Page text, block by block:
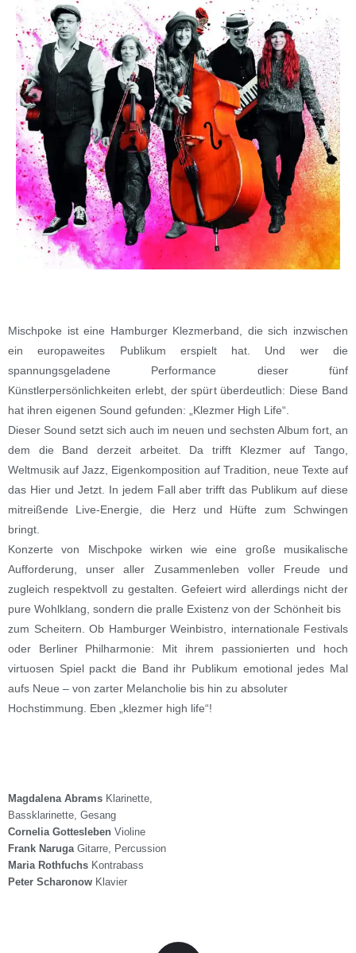
Mischpoke ist eine Hamburger Klezmerband, die sich inzwischen
ein europaweites Publikum erspielt hat. Und wer die
spannungsgeladene Performance dieser fünf
Künstlerpersönlichkeiten erlebt, der spürt überdeutlich: Diese Band
hat ihren eigenen Sound gefunden: „Klezmer High Life“.
Dieser Sound setzt sich auch im neuen und sechsten Album fort, an
dem die Band derzeit arbeitet. Da trifft Klezmer auf Tango,
Weltmusik auf Jazz, Eigenkomposition auf Tradition, neue Texte auf
das Hier und Jetzt. In jedem Fall aber trifft das Publikum auf diese
mitreißende Live-Energie, die Herz und Hüfte zum Schwingen
bringt.
Konzerte von Mischpoke wirken wie eine große musikalische
Aufforderung, unser aller Zusammenleben voller Freude und
zugleich respektvoll zu gestalten. Gefeiert wird allerdings nicht der
pure Wohlklang, sondern die pralle Existenz von der Schönheit bis
zum Scheitern. Ob Hamburger Weinbistro, internationale Festivals
oder Berliner Philharmonie: Mit ihrem passionierten und hoch
virtuosen Spiel packt die Band ihr Publikum emotional jedes Mal
aufs Neue – von zarter Melancholie bis hin zu absoluter
Hochstimmung. Eben „klezmer high life“!
Magdalena Abrams Klarinette,
Bassklarinette, Gesang
Cornelia Gottesleben Violine
Frank NarugaGitarre, Percussion
Maria Rothfuchs Kontrabass
Peter Scharonow Klavier